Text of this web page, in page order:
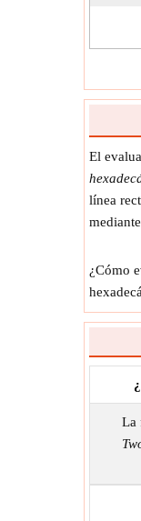
El
línea
¿Cómo
La